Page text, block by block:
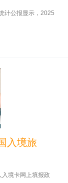
计公报显示，2025
入境旅
境卡网上填报政